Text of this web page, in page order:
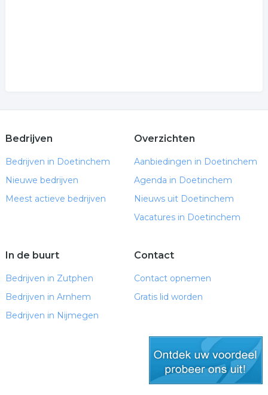
Bedrijven
Bedrijven in Doetinchem
Nieuwe bedrijven
Meest actieve bedrijven
Overzichten
Aanbiedingen in Doetinchem
Agenda in Doetinchem
Nieuws uit Doetinchem
Vacatures in Doetinchem
In de buurt
Bedrijven in Zutphen
Bedrijven in Arnhem
Bedrijven in Nijmegen
Contact
Contact opnemen
Gratis lid worden